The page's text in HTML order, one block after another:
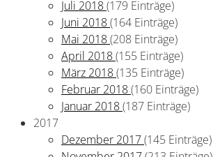
Juli 2018(179 Einträge)
Juni 2018(164 Einträge)
Mai 2018(208 Einträge)
April 2018(155 Einträge)
März 2018(135 Einträge)
Februar 2018(160 Einträge)
Januar 2018(187 Einträge)
2017
Dezember 2017(145 Einträge)